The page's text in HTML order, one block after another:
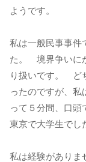
ようです。
私は一般民事事件
た。 境界争いに
り扱いです。 ど
ったのですが、私
って５分間、口
東京で大学生でし
私は経験がありま